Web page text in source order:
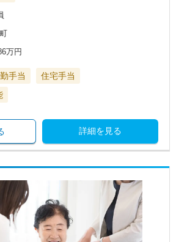
万円
手当
住宅手当
詳細を見る